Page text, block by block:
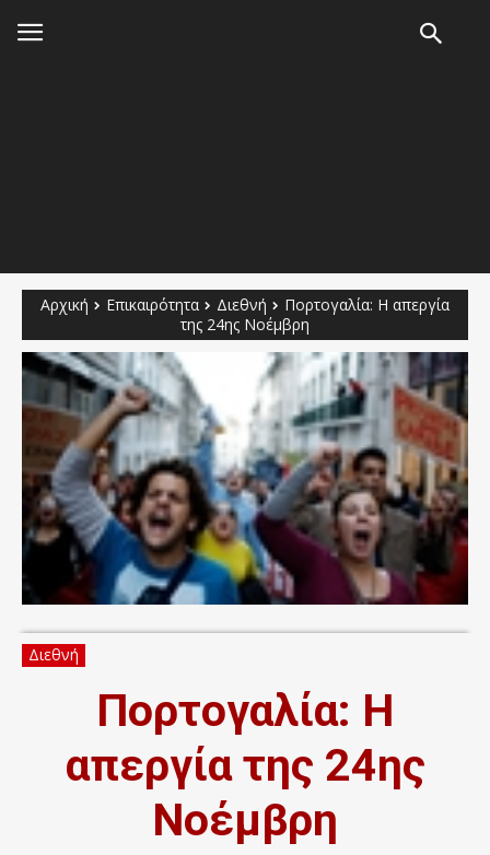
Αρχική Επικαιρότητα Διεθνή
Πορτογαλία: Η απεργία
της 24ης Νοέμβρη
Διεθνή
Πορτογαλία: Η
απεργία της 24ης
Νοέμβρη